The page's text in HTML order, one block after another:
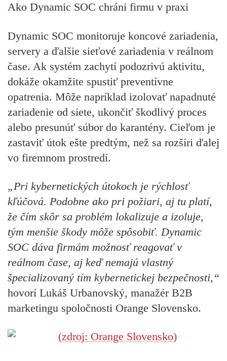
Ako Dynamic SOC chráni firmu v praxi
Dynamic SOC monitoruje koncové zariadenia,
servery a ďalšie sieťové zariadenia v reálnom
čase. Ak systém zachytí podozrivú aktivitu,
dokáže okamžite spustiť preventívne
opatrenia. Môže napríklad izolovať napadnuté
zariadenie od siete, ukončiť škodlivý proces
alebo presunúť súbor do karantény. Cieľom je
zastaviť útok ešte predtým, než sa rozšíri ďalej
vo firemnom prostredí.
„Pri kybernetických útokoch je rýchlosť
kľúčová. Podobne ako pri požiari, aj tu platí,
že čím skôr sa problém lokalizuje a izoluje,
tým menšie škody môže spôsobiť. Dynamic
SOC dáva firmám možnosť reagovať v
reálnom čase, aj keď nemajú vlastný
špecializovaný tím kybernetickej bezpečnosti,“
hovorí Lukáš Urbanovský, manažér B2B
marketingu spoločnosti Orange Slovensko.